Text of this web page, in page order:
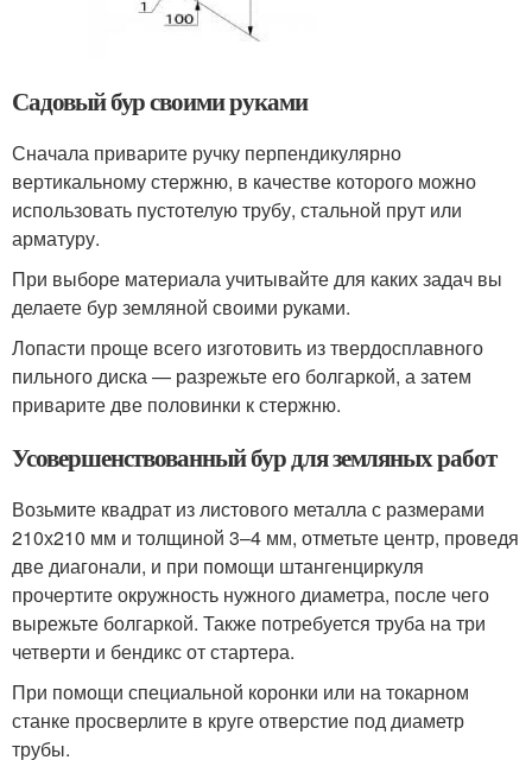
Садовый бур своими руками
Сначала приварите ручку перпендикулярно
вертикальному стержню, в качестве которого можно
использовать пустотелую трубу, стальной прут или
арматуру.
При выборе материала учитывайте для каких задач вы
делаете бур земляной своими руками.
Лопасти проще всего изготовить из твердосплавного
пильного диска — разрежьте его болгаркой, а затем
приварите две половинки к стержню.
Усовершенствованный бур для земляных работ
Возьмите квадрат из листового металла с размерами
210х210 мм и толщиной 3–4 мм, отметьте центр, проведя
две диагонали, и при помощи штангенциркуля
прочертите окружность нужного диаметра, после чего
вырежьте болгаркой. Также потребуется труба на три
четверти и бендикс от стартера.
При помощи специальной коронки или на токарном
станке просверлите в круге отверстие под диаметр
трубы.